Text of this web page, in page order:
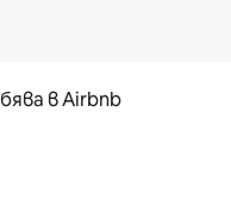
в Airbnb